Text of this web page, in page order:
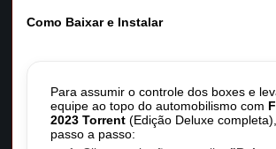
Como Baixar e Instalar
Para assumir o controle dos boxes e
equipe ao topo do automobilismo com
2023 Torrent (Edição Deluxe
passo a passo: